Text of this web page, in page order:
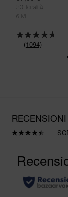
(1094)
30 Tonalità
6 ML
RECENSIONI
link
alla